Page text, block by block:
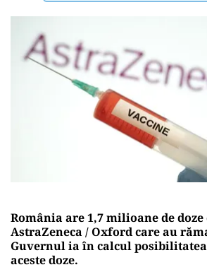
România are 1,7 milioane de doze
AstraZeneca / Oxford care au
Guvernul ia în calcul
aceste doze.